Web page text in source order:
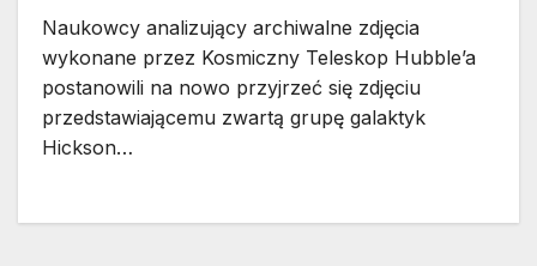
Naukowcy analizujący archiwalne zdjęcia
wykonane przez Kosmiczny Teleskop Hubble’a
postanowili na nowo przyjrzeć się zdjęciu
przedstawiającemu zwartą grupę galaktyk
Hickson…